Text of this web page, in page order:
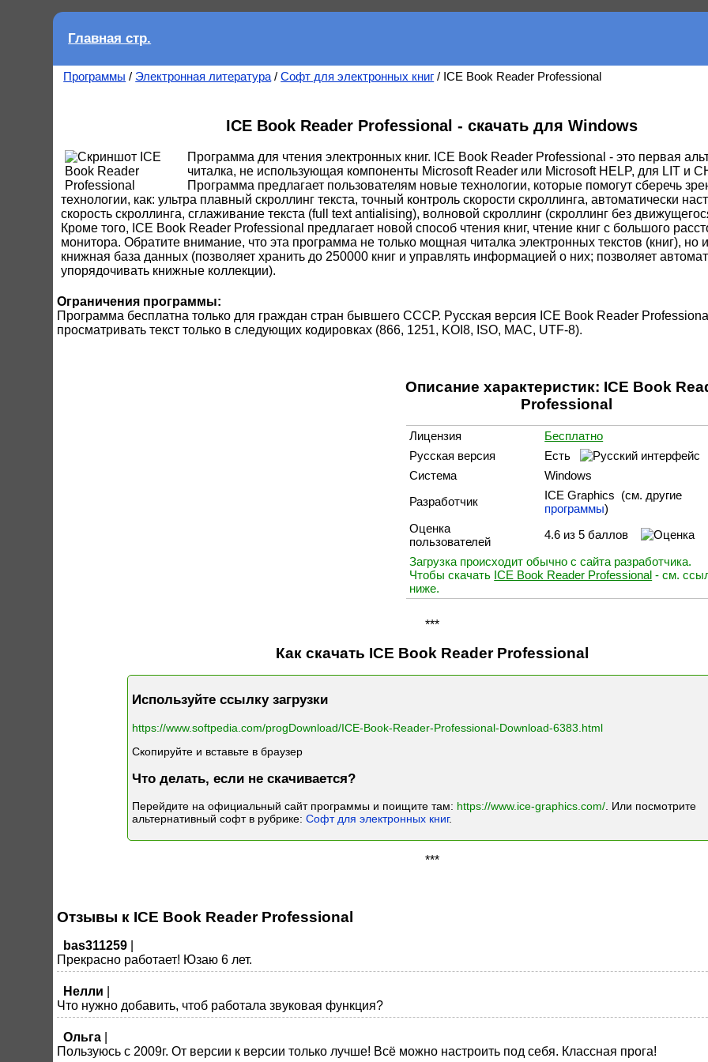
Главная стр.
Программы / Электронная литература /Софт для электронных книг / ICE Book Reader Professional
ICE Book Reader Professional - скачать для Windows
Программа для чтения электронных книг. ICE Book Reader Professional - это первая
читалка, не использующая компоненты Microsoft Reader или Microsoft HELP, для LIT и
Программа предлагает пользователям новые технологии, которые помогут сберечь
технологии, как: ультра плавный скроллинг текста, точный контроль скорости скроллинга, автоматически
скорость скроллинга, сглаживание текста (full text antialising), волновой скроллинг (скроллинг без
Кроме того, ICE Book Reader Professional предлагает новой способ чтения книг, чтение книг с большого
монитора. Обратите внимание, что эта программа не только мощная читалка электронных текстов (книг), но
книжная база данных (позволяет хранить до 250000 книг и управлять информацией о них; позволяет
упорядочивать книжные коллекции).
Ограничения программы:
Программа бесплатна только для граждан стран бывшего СССР. Русская версия ICE Book Reader
просматривать текст только в следующих кодировках (866, 1251, KOI8, ISO, MAC, UTF-8).
Описание характеристик: ICE Book
Professional
Лицензия
Бесплатно
Русская версия
Есть
Система
Windows
Разработчик
ICE Graphics (cм. другие
программы)
Оценка
пользователей
4.6 из 5 баллов
Загрузка происходит обычно с сайта разработчика.
Чтобы скачать ICE Book Reader Professional - см.
ниже.
***
Как скачать ICE Book Reader Professional
Используйте ссылку загрузки
https://www.softpedia.com/progDownload/ICE-Book-Reader-Professional-Download-6383.html
Скопируйте и вставьте в браузер
Что делать, если не скачивается?
Перейдите на официальный сайт программы и поищите там: https://www.ice-graphics.com/ . Или посмотрите
альтернативный софт в рубрике:Софт для электронных книг.
***
Отзывы к ICE Book Reader Professional
bas311259
Прекрасно работает! Юзаю 6 лет.
Нелли
Что нужно добавить, чтоб работала звуковая функция?
Ольга
Пользуюсь с 2009г. От версии к версии только лучше! Всё можно настроить под себя. Классная прога!